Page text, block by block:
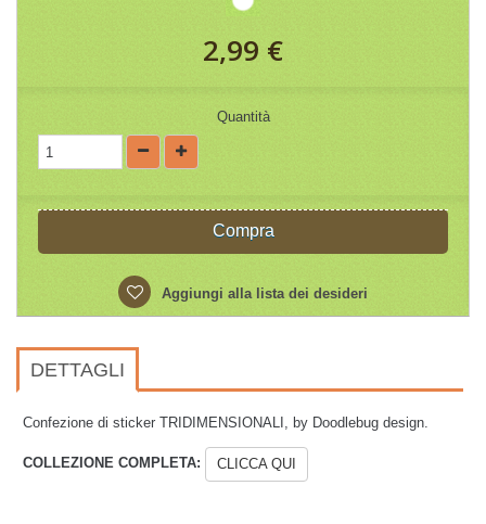
2,99 €
Quantità
Compra
Aggiungi alla lista dei desideri
DETTAGLI
Confezione di sticker TRIDIMENSIONALI, by Doodlebug design.
COLLEZIONE COMPLETA: CLICCA QUI